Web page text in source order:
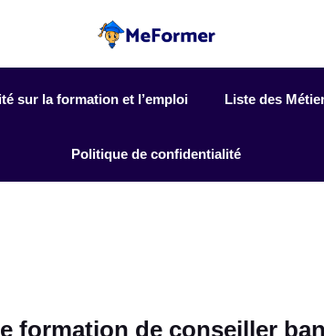
sur la formation et l’emploi Liste des
Politique de confidentialité
formation de conseiller